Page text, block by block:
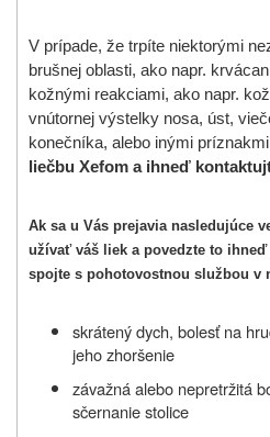
V prípade, že trpíte niektorými
brušnej oblasti, ako napr.
kožnými reakciami, ako napr.
vnútornej výstelky nosa, úst,
konečníka, alebo inými
liečbu Xefom a ihneď
Ak sa u Vás prejavia nasledujúce
užívať váš liek a povedzte to
spojte s pohotovostnou službou v
skrátený dych, bolesť na
jeho zhoršenie
závažná alebo nepretržitá
sčernanie stolice